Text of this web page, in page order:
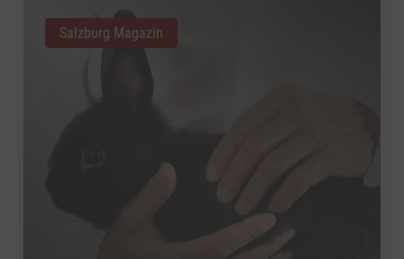
Salzburg Magazin